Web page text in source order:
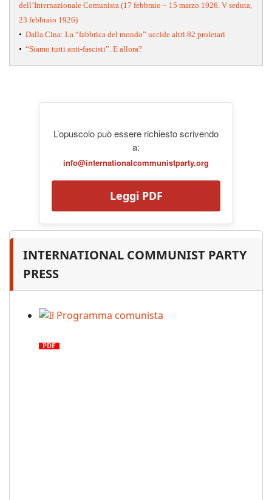
dell’Internazionale Comunista (17 febbraio – 15 marzo 1926. V seduta,
23 febbraio 1926)
• Dalla Cina: La “fabbrica del mondo” uccide altri 82 proletari
• “Siamo tutti anti-fascisti”. E allora?
L’opuscolo può essere richiesto scrivendo
a:
info@internationalcommunistparty.org
Leggi PDF
INTERNATIONAL COMMUNIST PARTY
PRESS
PDF